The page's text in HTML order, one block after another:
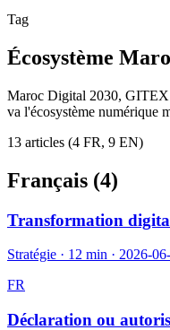
Tag
Écosystème
Maroc Digital 2030, GITEX
va l'écosystème numérique
13 articles (4 FR, 9 EN)
Français (4)
Transformation
Stratégie · 12 min · 2026-
FR
Déclaration ou